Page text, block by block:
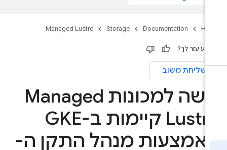
Documentation
Storage
Managed Lustre
עזר לך?
שליחת משוב
גישה למכונות Managed
Lustre קיימות ב-GKE
מנהל התקן ה-